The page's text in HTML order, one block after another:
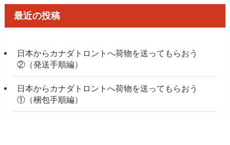
最近の投稿
日本からカナダトロントへ荷物を送ってもらおう
②（発送手順編）
日本からカナダトロントへ荷物を送ってもらおう
①（梱包手順編）